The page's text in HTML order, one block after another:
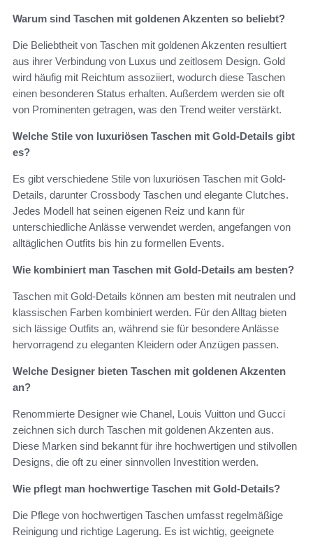
Warum sind Taschen mit goldenen Akzenten so beliebt?
Die Beliebtheit von Taschen mit goldenen Akzenten resultiert
aus ihrer Verbindung von Luxus und zeitlosem Design. Gold
wird häufig mit Reichtum assoziiert, wodurch diese Taschen
einen besonderen Status erhalten. Außerdem werden sie oft
von Prominenten getragen, was den Trend weiter verstärkt.
Welche Stile von luxuriösen Taschen mit Gold-Details gibt
es?
Es gibt verschiedene Stile von luxuriösen Taschen mit Gold-
Details, darunter Crossbody Taschen und elegante Clutches.
Jedes Modell hat seinen eigenen Reiz und kann für
unterschiedliche Anlässe verwendet werden, angefangen von
alltäglichen Outfits bis hin zu formellen Events.
Wie kombiniert man Taschen mit Gold-Details am besten?
Taschen mit Gold-Details können am besten mit neutralen und
klassischen Farben kombiniert werden. Für den Alltag bieten
sich lässige Outfits an, während sie für besondere Anlässe
hervorragend zu eleganten Kleidern oder Anzügen passen.
Welche Designer bieten Taschen mit goldenen Akzenten
an?
Renommierte Designer wie Chanel, Louis Vuitton und Gucci
zeichnen sich durch Taschen mit goldenen Akzenten aus.
Diese Marken sind bekannt für ihre hochwertigen und stilvollen
Designs, die oft zu einer sinnvollen Investition werden.
Wie pflegt man hochwertige Taschen mit Gold-Details?
Die Pflege von hochwertigen Taschen umfasst regelmäßige
Reinigung und richtige Lagerung. Es ist wichtig, geeignete